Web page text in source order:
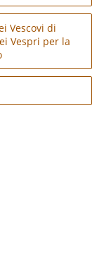
Vescovi di
Vespri per la